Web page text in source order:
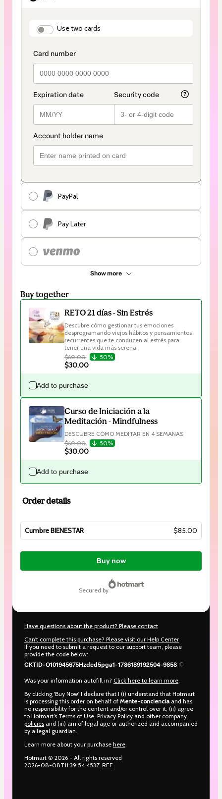
payment_data.section_title_v2
Use two cards
PayPal
Pay Later
Show more
method
Buy together
RETO 21 días - Sin Estrés
Descubre cómo gestionar tus emociones
desprogramando viejos hábitos y pensamientos
recurrentes que te conducen al estrés para
tener una vida más serena
$60.00
50%
$30.00
Add to purchase
Curso de Iniciación a la
Meditación - Mindfulness
DESCUBRE CÓMO MEDITAR EN 4 SEMANAS
$60.00
50%
$30.00
Add to purchase
Order details
Cumbre BIENESTAR $85.00
Total
$85.00
Buy now
secured by
Have questions about the product? Please contact
Can't complete this purchase? Please visit our Help Center
If you need to submit a request to our support team, please
provide the code below:
CKTID-O101945675Hzdcd5pga1-1786189192504-9858
Was your information autofill in? Click here to learn more.
By clicking 'Buy Now' I declare that I (i) understand that Hotmart
is processing this order on behalf of Mente-concienciaand has
no responsibility for the content and/or control over it; (ii) agree
to Hotmart’s Terms of Use, Privacy Policy and other company
policies and (iii) am of legal age or authorized and accompanied
by a legal guardian.
Learn more about your purchase here.
Hotmart © 2026 - All rights reserved
2026-08-08T11:39:54.453Z REF.